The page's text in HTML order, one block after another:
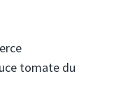
tomate du